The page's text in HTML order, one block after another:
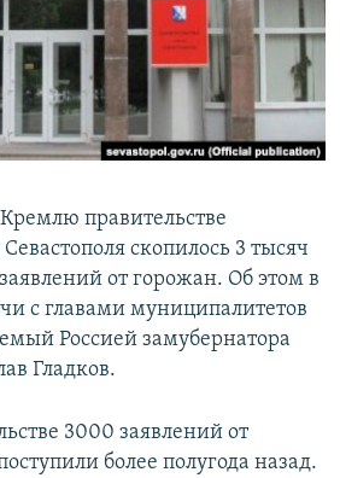
КРЫМА
правительстве
скопилось 3 тысяч
от горожан. Об этом в
с главами муниципалитетов
Россией замубернатора
Гладков.
3000 заявлений от
более полугода назад.